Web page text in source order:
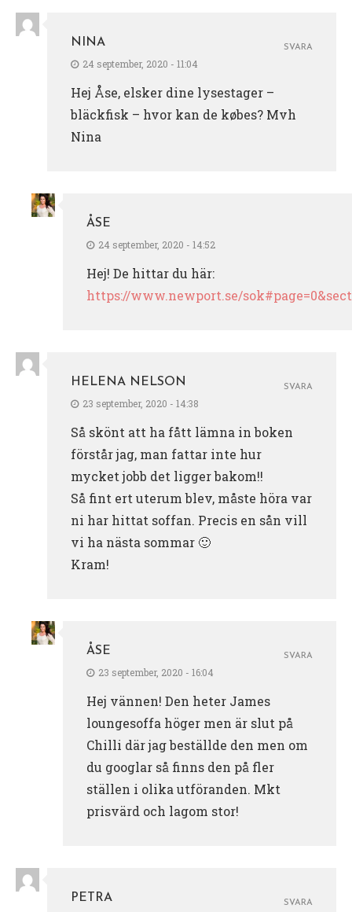
NINA
24 september, 2020 - 11:04
Hej Åse, elsker dine lysestager –
bläckfisk – hvor kan de købes? Mvh
Nina
SVARA
ÅSE
24 september, 2020 - 14:52
Hej! De hittar du här:
https://www.newport.se/
HELENA NELSON
23 september, 2020 - 14:38
Så skönt att ha fått lämna in boken
förstår jag, man fattar inte hur
mycket jobb det ligger bakom!!
Så fint ert uterum blev, måste höra var
ni har hittat soffan. Precis en sån vill
vi ha nästa sommar 🙂
Kram!
SVARA
ÅSE
23 september, 2020 - 16:04
Hej vännen! Den heter James
loungesoffa höger men är slut på
Chilli där jag beställde den men om
du googlar så finns den på fler
ställen i olika utföranden. Mkt
prisvärd och lagom stor!
SVARA
PETRA
SVARA